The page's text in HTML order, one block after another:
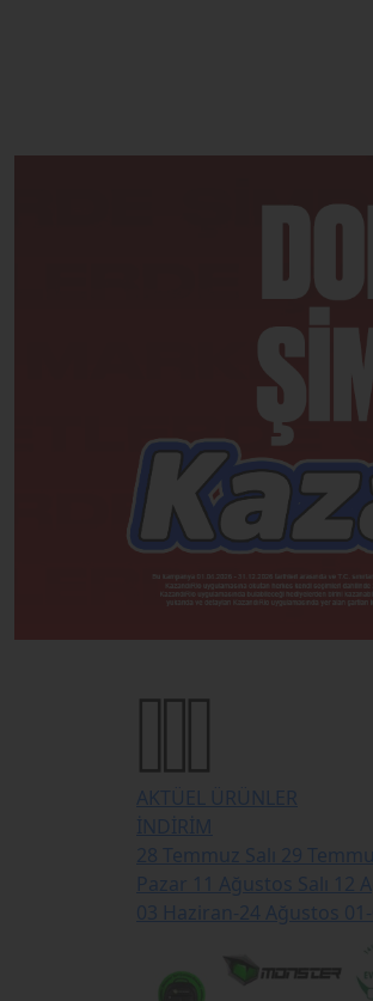
AKTÜEL ÜRÜNLER
İNDİRİM
28 Temmuz Salı
29
Pazar 11 Ağustos Salı
12
03 Haziran-24 Ağustos